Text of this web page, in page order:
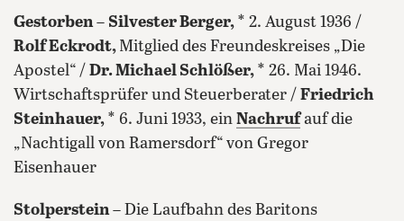
Gestorben– Silvester Berger, * 2. August 1936 /
Rolf Eckrodt, Mitglied des Freundeskreises „Die
Apostel“ / Dr. Michael Schlößer, * 26. Mai 1946.
Wirtschaftsprüfer und Steuerberater / Friedrich
Steinhauer, * 6. Juni 1933, ein Nachrufauf die
„Nachtigall von Ramersdorf“ von Gregor
Eisenhauer
Stolperstein– Die Laufbahn des Baritons